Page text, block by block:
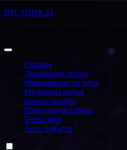
Перейти
ВЕСТНИК 24
Главная
Экономика сейчас
Образование сегодня
Медицина рядом
Бизнес онлайн
Инвестиции сейчас
Техно мир
Авто новости